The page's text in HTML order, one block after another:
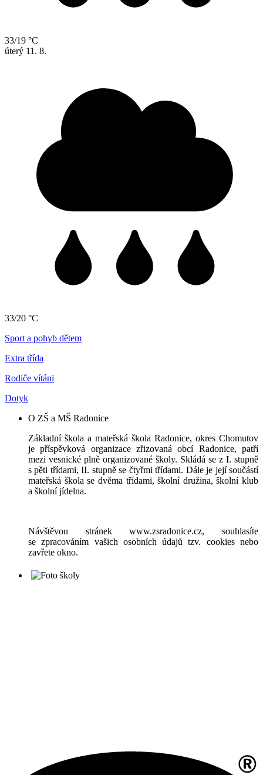
33/19 °C
úterý 11. 8.
33/20 °C
Sport a pohyb dětem
Extra třída
Rodiče vítáni
Dotyk
O ZŠ a MŠ Radonice
Základní škola a mateřská škola Radonice, okres Chomutov
je příspěvková organizace zřizovaná obcí Radonice, patří
mezi vesnické plně organizované školy. Skládá se z I. stupně
s pěti třídami, II. stupně se čtyřmi třídami. Dále je její součástí
mateřská škola se dvěma třídami, školní družina, školní klub
a školní jídelna.
Návštěvou stránek www.zsradonice.cz, souhlasíte
se zpracováním vašich osobních údajů tzv. cookies nebo
zavřete okno.